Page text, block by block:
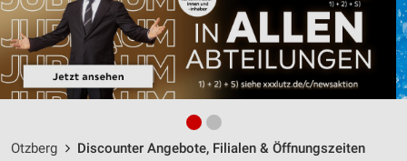
Otzberg Discounter Angebote, Filialen & Öffnungszeiten